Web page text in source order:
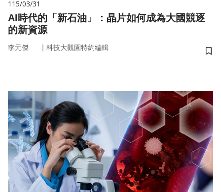
115/03/31
AI時代的「新石油」：晶片如何成為大國競逐
的新資源
李元傑 ｜ 科技大觀園特約編輯
儲